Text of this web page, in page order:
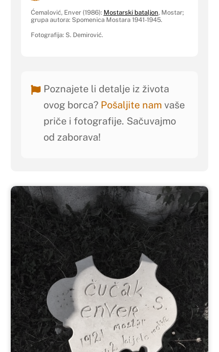
Ćemalović, Enver (1986): Mostarski bataljon, Mostar;
grupa autora: Spomenica Mostara 1941-1945.
Fotografija: S. Demirović.
Poznajete li detalje iz života
ovog borca? Pošaljite nam vaše
priče i fotografije. Sačuvajmo
od zaborava!